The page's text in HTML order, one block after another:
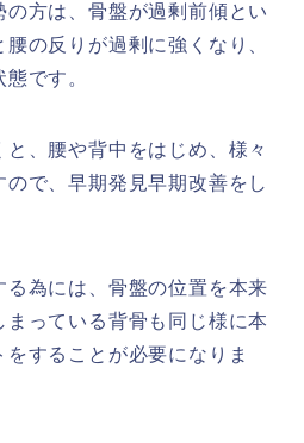
方は、骨盤が過剰前傾とい
の反りが過剰に強くなり、
です。
、腰や背中をはじめ、様々
で、早期発見早期改善をし
為には、骨盤の位置を本来
っている背骨も同じ様に本
することが必要になりま